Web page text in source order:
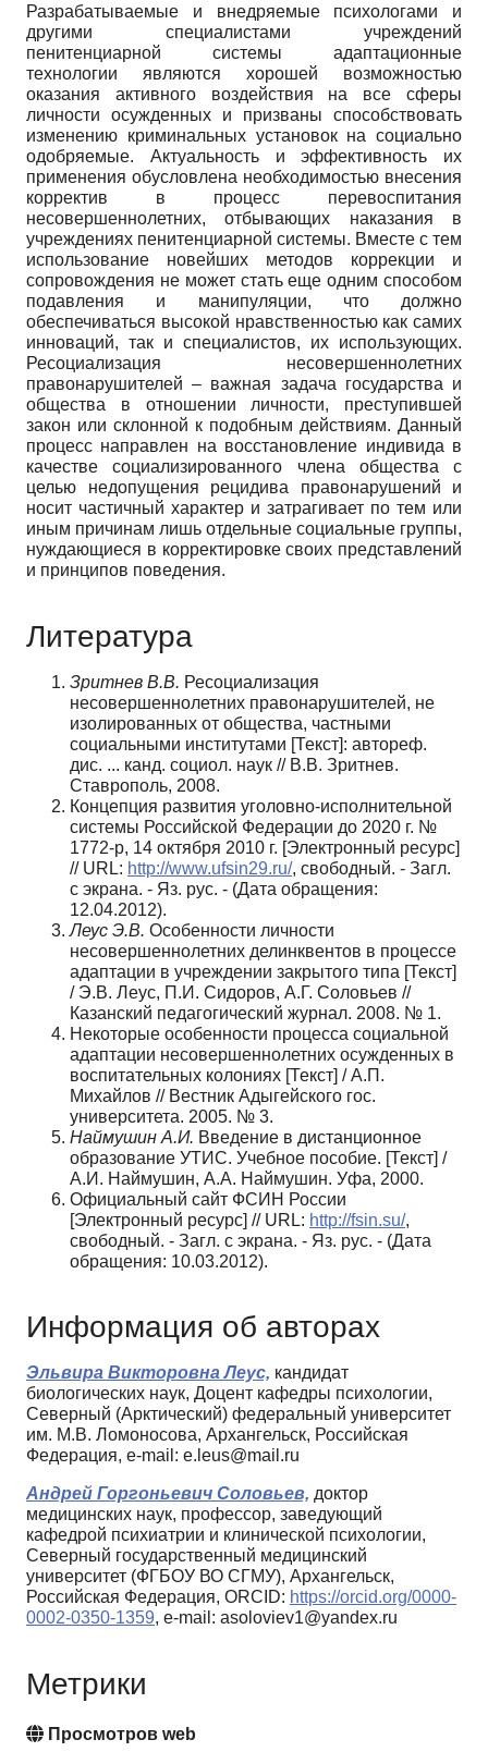
Разрабатываемые и внедряемые психологами и
другими специалистами учреждений
пенитенциарной системы адаптационные
технологии являются хорошей возможностью
оказания активного воздействия на все сферы
личности осужденных и призваны способствовать
изменению криминальных установок на социально
одобряемые. Актуальность и эффективность их
применения обусловлена необходимостью внесения
корректив в процесс перевоспитания
несовершеннолетних, отбывающих наказания в
учреждениях пенитенциарной системы. Вместе с тем
использование новейших методов коррекции и
сопровождения не может стать еще одним способом
подавления и манипуляции, что должно
обеспечиваться высокой нравственностью как самих
инноваций, так и специалистов, их использующих.
Ресоциализация несовершеннолетних
правонарушителей – важная задача государства и
общества в отношении личности, преступившей
закон или склонной к подобным действиям. Данный
процесс направлен на восстановление индивида в
качестве социализированного члена общества с
целью недопущения рецидива правонарушений и
носит частичный характер и затрагивает по тем или
иным причинам лишь отдельные социальные группы,
нуждающиеся в корректировке своих представлений
и принципов поведения.
Литература
Зритнев В.В. Ресоциализация
несовершеннолетних правонарушителей, не
изолированных от общества, частными
социальными институтами [Текст]: автореф.
дис. ... канд. социол. наук // В.В. Зритнев.
Ставрополь, 2008.
Концепция развития уголовно-исполнительной
системы Российской Федерации до 2020 г. №
1772-р, 14 октября 2010 г. [Электронный ресурс]
// URL: http://www.ufsin29.ru/, свободный. - Загл.
с экрана. - Яз. рус. - (Дата обращения:
12.04.2012).
Леус Э.В. Особенности личности
несовершеннолетних делинквентов в процессе
адаптации в учреждении закрытого типа [Текст]
/ Э.В. Леус, П.И. Сидоров, А.Г. Соловьев //
Казанский педагогический журнал. 2008. № 1.
Некоторые особенности процесса социальной
адаптации несовершеннолетних осужденных в
воспитательных колониях [Текст] / А.П.
Михайлов // Вестник Адыгейского гос.
университета. 2005. № 3.
Наймушин А.И. Введение в дистанционное
образование УТИС. Учебное пособие. [Текст] /
А.И. Наймушин, А.А. Наймушин. Уфа, 2000.
Официальный сайт ФСИН России
[Электронный ресурс] // URL: http://fsin.su/,
свободный. - Загл. с экрана. - Яз. рус. - (Дата
обращения: 10.03.2012).
Информация об авторах
Эльвира Викторовна Леус, кандидат
биологических наук, Доцент кафедры психологии,
Северный (Арктический) федеральный университет
им. М.В. Ломоносова, Архангельск, Российская
Федерация, e-mail: e.leus@mail.ru
Андрей Горгоньевич Соловьев, доктор
медицинских наук, профессор, заведующий
кафедрой психиатрии и клинической психологии,
Северный государственный медицинский
университет (ФГБОУ ВО СГМУ), Архангельск,
Российская Федерация, ORCID: https://orcid.org/0000-
0002-0350-1359, e-mail: asoloviev1@yandex.ru
Метрики
Просмотров web